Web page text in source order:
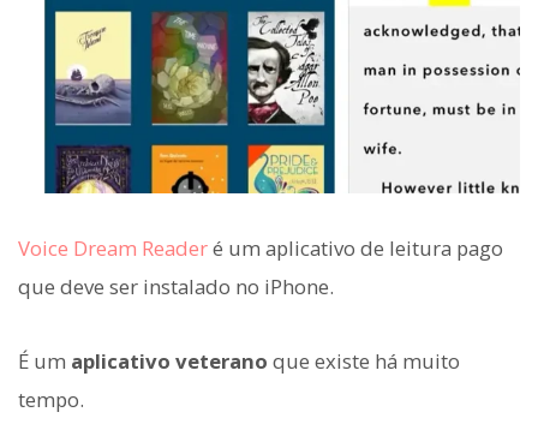
Voice Dream Readeré um aplicativo de leitura pago
que deve ser instalado no iPhone.
É um aplicativo veterano que existe há muito
tempo.